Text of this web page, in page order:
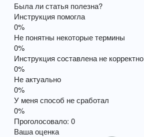
Была ли статья полезна?
Инструкция помогла
0%
Не понятны некоторые термины
0%
Инструкция составлена не корректно
0%
Не актуально
0%
У меня способ не сработал
0%
Проголосовало: 0
Ваша оценка